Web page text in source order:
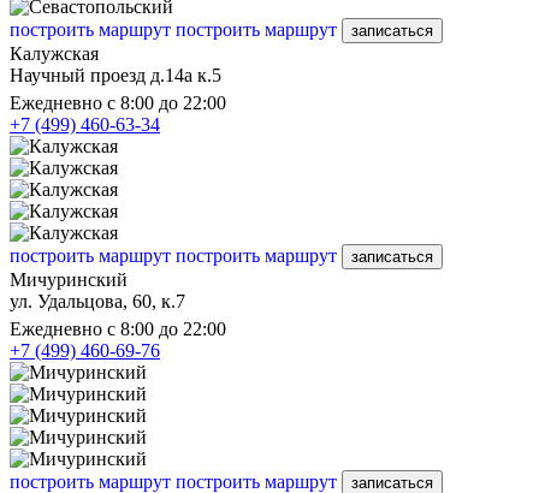
построить маршрут построить маршрут записаться
Калужская
Научный проезд д.14а к.5
Ежедневно с 8:00 до 22:00
+7 (499) 460-63-34
построить маршрут построить маршрут записаться
Мичуринский
ул. Удальцова, 60, к.7
Ежедневно с 8:00 до 22:00
+7 (499) 460-69-76
построить маршрут построить маршрут записаться